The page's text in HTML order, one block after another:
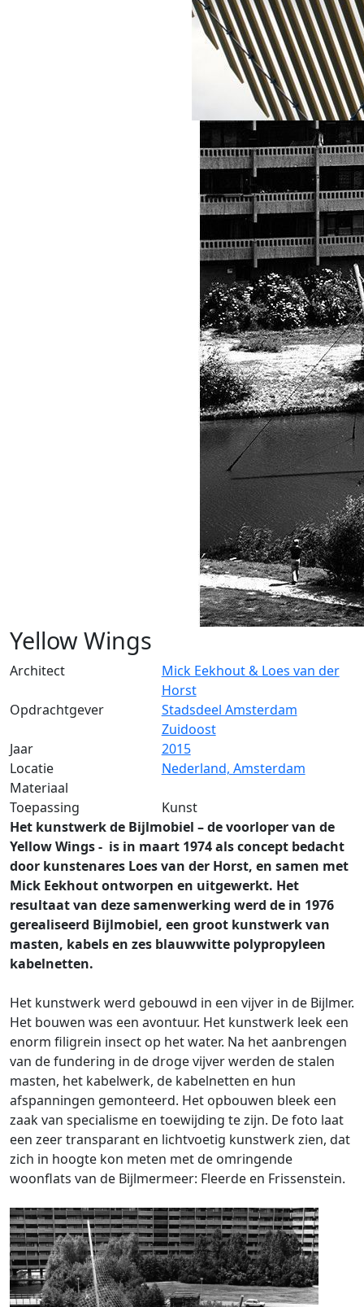
Yellow Wings
Architect
Mick Eekhout & Loes van der
Horst
Opdrachtgever
Stadsdeel Amsterdam
Zuidoost
Jaar
2015
Locatie
Nederland, Amsterdam
Materiaal
Toepassing
Kunst
Het kunstwerk de Bijlmobiel – de voorloper van de
Yellow Wings - is in maart 1974 als concept bedacht
door kunstenares Loes van der Horst, en samen met
Mick Eekhout ontworpen en uitgewerkt. Het
resultaat van deze samenwerking werd de in 1976
gerealiseerd Bijlmobiel, een groot kunstwerk van
masten, kabels en zes blauwwitte polypropyleen
kabelnetten.
Het kunstwerk werd gebouwd in een vijver in de Bijlmer.
Het bouwen was een avontuur. Het kunstwerk leek een
enorm filigrein insect op het water. Na het aanbrengen
van de fundering in de droge vijver werden de stalen
masten, het kabelwerk, de kabelnetten en hun
afspanningen gemonteerd. Het opbouwen bleek een
zaak van specialisme en toewijding te zijn. De foto laat
een zeer transparant en lichtvoetig kunstwerk zien, dat
zich in hoogte kon meten met de omringende
woonflats van de Bijlmermeer: Fleerde en Frissenstein.